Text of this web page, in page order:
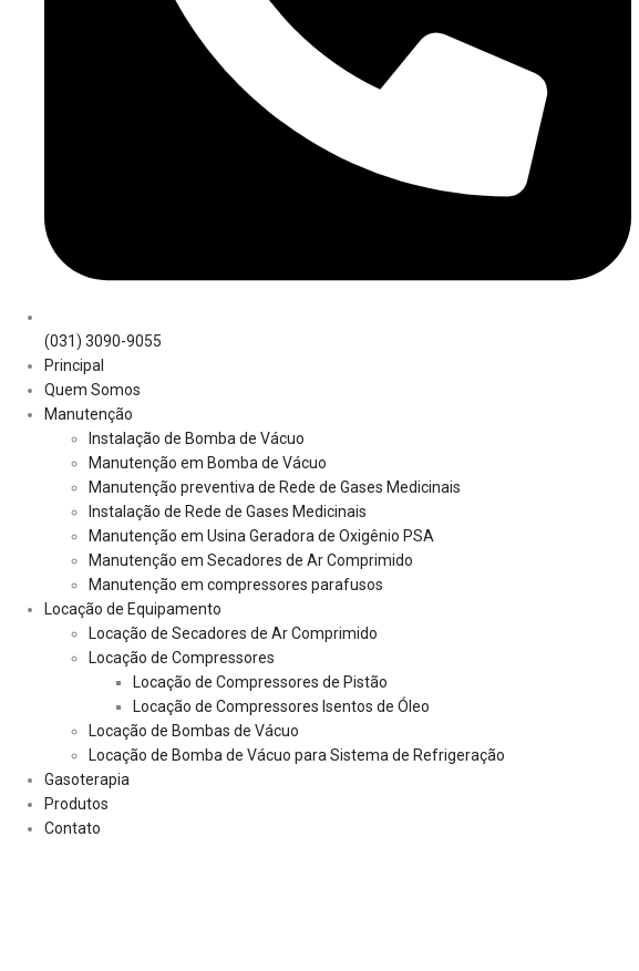
(031) 3090-9055
Principal
Quem Somos
Manutenção
Instalação de Bomba de Vácuo
Manutenção em Bomba de Vácuo
Manutenção preventiva de Rede de Gases Medicinais
Instalação de Rede de Gases Medicinais
Manutenção em Usina Geradora de Oxigênio PSA
Manutenção em Secadores de Ar Comprimido
Manutenção em compressores parafusos
Locação de Equipamento
Locação de Secadores de Ar Comprimido
Locação de Compressores
Locação de Compressores de Pistão
Locação de Compressores Isentos de Óleo
Locação de Bombas de Vácuo
Locação de Bomba de Vácuo para Sistema de Refrigeração
Gasoterapia
Produtos
Contato